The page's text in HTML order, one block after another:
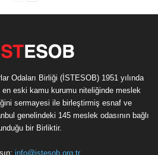
Odaları Birliği (İSTESOB) 1951 yılında
en eski kamu kurumu niteliğinde meslek
sermayesi ile birleştirmiş esnaf ve
genelindeki 145 meslek odasının bağlı
bir Birliktir.
info@istesob.org.tr